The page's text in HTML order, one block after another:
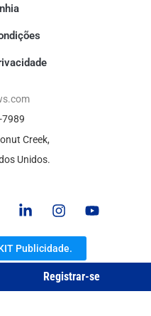
Registrar-se
7989
Creek,
Unidos.
Publicidade.